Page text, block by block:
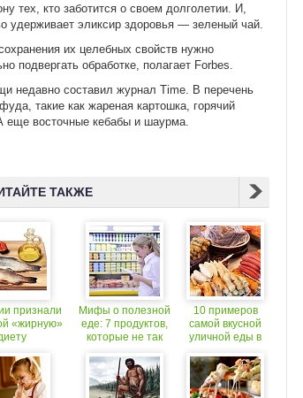
тех, кто заботится о своем долголетии. И,
удерживает эликсир здоровья — зеленый чай.
их целебных свойств нужно
подвергать обработке, полагает Forbes.
недавно составил журнал Time. В перечень
такие как жареная картошка, горячий
еще восточные кебабы и шаурма.
ТАКЖЕ
признали
«жирную»
Мифы о полезной
еде: 7 продуктов,
которые не так
привыкли думать
10 примеров
самой вкусной
уличной еды в